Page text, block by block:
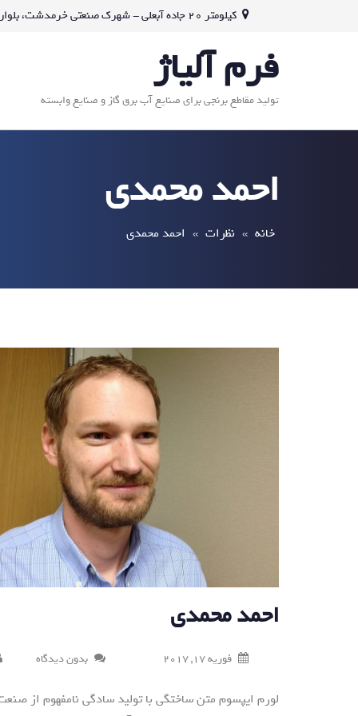
کیلومتر 20 جاده آبعلی - شهرک صنعتی خرمدشت، بلوار خرمدشت، خیابان ششم غربی، پلاک 96-98
فرم آلیاژ
تولید مقاطع برنجی برای صنایع آب برق گاز و صنایع وابسته
احمد محمدی
خانه » نظرات » احمد محمدی
احمد محمدی
فوریه 17, 2017 بدون دیدگاه
لورم ایپسوم متن ساختگی با تولید سادگی نامفهوم از